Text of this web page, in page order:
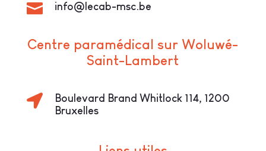
 info@lecab-msc.be
Centre paramédical sur Woluwé-
Saint-Lambert

Boulevard Brand Whitlock 114, 1200
Bruxelles